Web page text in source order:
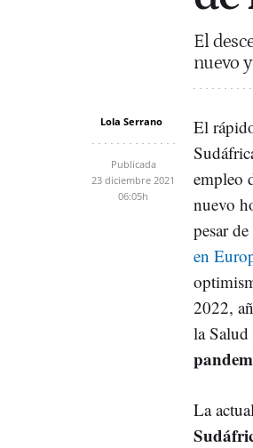
El
nuevo
Lola Serrano
Publicada
23 diciembre 2021
06:05h
El
empleo
nuevo
pesar de
en
2022,
la
La actual